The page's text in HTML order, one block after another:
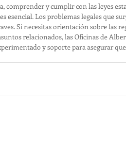
comprender y cumplir con las leyes
esencial. Los problemas legales que
Si necesitas orientación sobre las
relacionados, las Oficinas de
y soporte para asegurar